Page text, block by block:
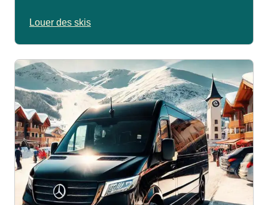
Louer des skis